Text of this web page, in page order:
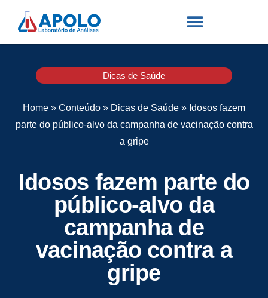
Dicas de Saúde
Home » Conteúdo » Dicas de Saúde » Idosos fazem
parte do público-alvo da campanha de vacinação contra
a gripe
Idosos fazem parte do
público-alvo da
campanha de
vacinação contra a
gripe